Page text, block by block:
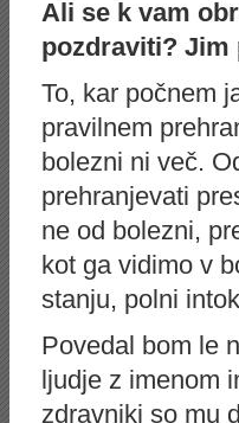
Ali se k vam
pozdraviti? Jim
To, kar počnem
pravilnem
bolezni ni več.
prehranjevati
ne od bolezni,
kot ga vidimo v
stanju, polni
Povedal bom le
ljudje z imenom
zdravniki so mu